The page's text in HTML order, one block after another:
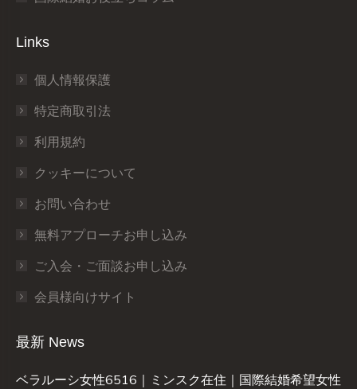
Links
個人情報保護
特定商取引法
利用規約
クッキーについて
お問い合わせ
無料アプローチお申し込み
ご入会・ご面談お申し込み
会員様向けサイト
最新 News
ベラルーシ女性6516｜ミンスク在住｜国際結婚希望女性